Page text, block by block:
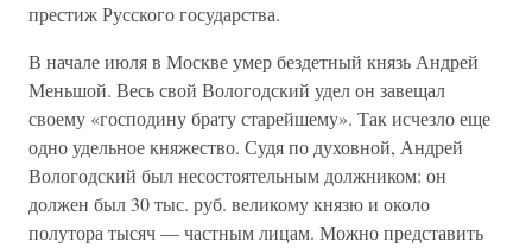
престиж Русского государства.
В начале июля в Москве умер бездетный князь Андрей
Меньшой. Весь свой Вологодский удел он завещал
своему «господину брату старейшему». Так исчезло еще
одно удельное княжество. Судя по духовной, Андрей
Вологодский был несостоятельным должником: он
должен был 30 тыс. руб. великому князю и около
полутора тысяч — частным лицам. Можно представить